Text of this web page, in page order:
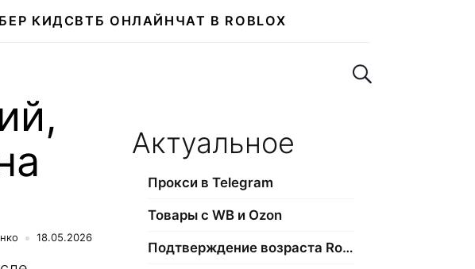
КИДСВТБ ОНЛАЙН ЧАТ В ROBLOX
Поиск по сайту
18.05.2026
Актуальное
Прокси в Telegram
Товары с WB и Ozon
Подтверждение возраста Roblox